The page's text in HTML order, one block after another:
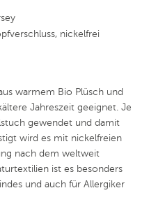
nickelfrei
warmem Bio Plüsch und
Jahreszeit geeignet. Je
gewendet und damit
wird es mit nickelfreien
nach dem weltweit
ist es besonders
und auch für Allergiker